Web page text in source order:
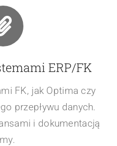
ERP/FK
FK, jak Optima czy
przepływu danych.
i dokumentacją